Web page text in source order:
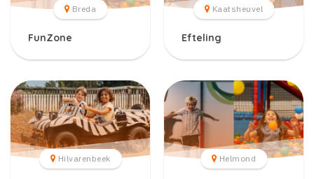
Breda
FunZone
Kaatsheuvel
Efteling
Hilvarenbeek Helmond